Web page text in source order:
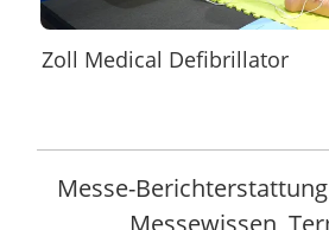
Zoll Medical Defibrillator
Messe-
Messewissen,